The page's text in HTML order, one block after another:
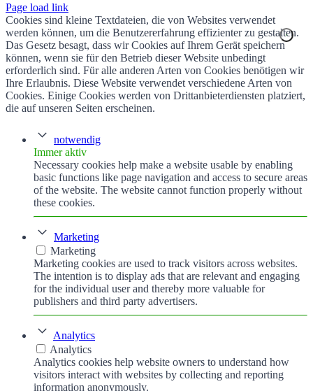
Page load link
Cookies sind kleine Textdateien, die von Websites verwendet
werden können, um die Benutzererfahrung effizienter zu gestalten.
Das Gesetz besagt, dass wir Cookies auf Ihrem Gerät speichern
können, wenn sie für den Betrieb dieser Website unbedingt
erforderlich sind. Für alle anderen Arten von Cookies benötigen wir
Ihre Erlaubnis. Diese Website verwendet verschiedene Arten von
Cookies. Einige Cookies werden von Drittanbieterdiensten platziert,
die auf unseren Seiten erscheinen.
notwendig
Immer aktiv
Necessary cookies help make a website usable by enabling
basic functions like page navigation and access to secure areas
of the website. The website cannot function properly without
these cookies.
Marketing
Marketing
Marketing cookies are used to track visitors across websites.
The intention is to display ads that are relevant and engaging
for the individual user and thereby more valuable for
publishers and third party advertisers.
Analytics
Analytics
Analytics cookies help website owners to understand how
visitors interact with websites by collecting and reporting
information anonymously.